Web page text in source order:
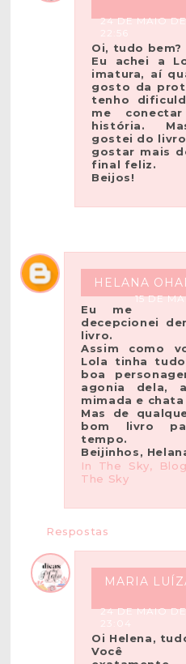
24 DE MAIO
22:56
Oi, tudo bem?
Eu achei a
imatura, aí
gosto da
tenho
me
história.
gostei do
gostar mais
final feliz.
Beijos!
HELANA
15 DE
Eu me
decepcionei
livro.
Assim como
Lola tinha
boa
agonia dela,
mimada e
Mas de
bom livro
tempo.
Beijinhos,
In The Sky, Blog
The Sky
Respostas
MARIA
24 DE MAIO
23:04
Oi Helena,
Você